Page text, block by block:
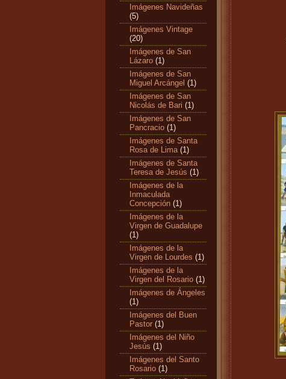
Imágenes Navideñas
(5)
Imágenes Vintage
(20)
Imágenes de San
Lázaro (1)
Imágenes de San
Miguel Arcángel (1)
Imágenes de San
Nicolás de Bari (1)
Imágenes de San
Pancracio (1)
Imágenes de Santa
Rosa de Lima (1)
Imágenes de Santa
Teresa de Jesús (1)
Imágenes de la
Inmaculada
Concepción (1)
Imágenes de la
Virgen de Guadalupe
(1)
Imágenes de la
Virgen de Lourdes (1)
Imágenes de la
Virgen del Rosario (1)
Imágenes de Ángeles
(1)
Imágenes del Buen
Pastor (1)
Imágenes del Niño
Jesús (1)
Imágenes del Santo
Rosario (1)